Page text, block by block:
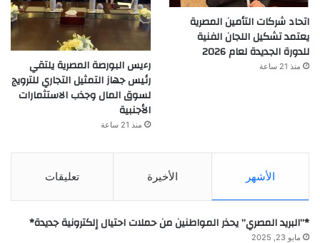
اتحاد شركات التأمين المصرية
يعتمد تشكيل اللجان الفنية
للدورة الجديدة لعام 2026
منذ 21 ساعة
رءيس البورصة المصرية يلتقي
رئيس جهاز التمثيل التجاري للترويج
لسوق المال وجذب الاستثمارات
الأجنبية
منذ 21 ساعة
الأشهر الأخيرة تعليقات
*”البريد المصري” يحذر المواطنين من حملات احتيال إلكترونية جديدة*
مايو 23, 2025